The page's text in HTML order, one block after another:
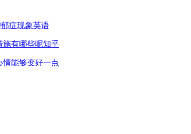
症现象英语
施有哪些呢知乎
情能够变好一点